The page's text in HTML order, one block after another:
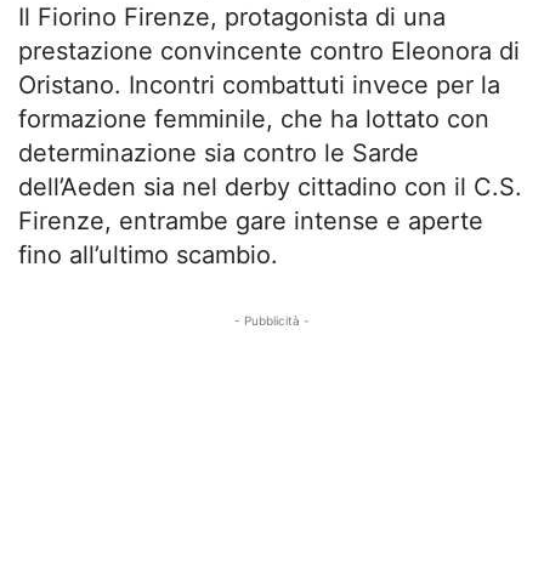
Il Fiorino Firenze, protagonista di una
prestazione convincente contro Eleonora di
Oristano. Incontri combattuti invece per la
formazione femminile, che ha lottato con
determinazione sia contro le Sarde
dell’Aeden sia nel derby cittadino con il C.S.
Firenze, entrambe gare intense e aperte
fino all’ultimo scambio.
- Pubblicità -